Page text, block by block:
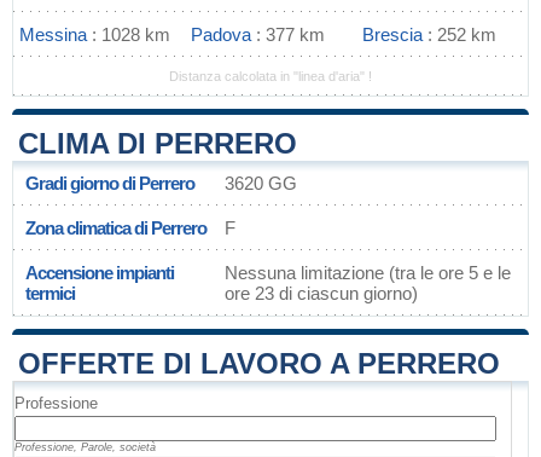
Messina : 1028 km Padova : 377 km Brescia : 252 km
Distanza calcolata in "linea d'aria" !
CLIMA DI PERRERO
Gradi giorno di Perrero 3620 GG
Zona climatica di Perrero F
Accensione impianti
termici
Nessuna limitazione (tra le ore 5 e le
ore 23 di ciascun giorno)
OFFERTE DI LAVORO A PERRERO
Professione
Professione, Parole, società